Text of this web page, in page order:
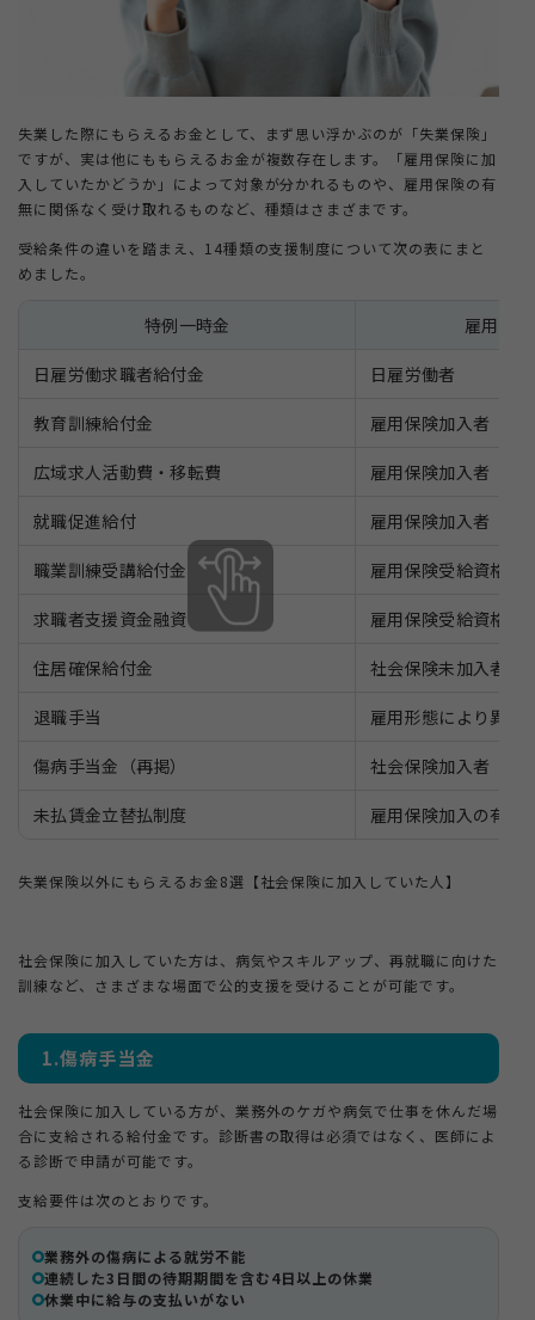
申請が受理されない場合もある？
失業した際にもらえるお金として、まず思い浮かぶのが「失業保険」
ですが、実は他にももらえるお金が複数存在します。「雇用保険に加
入していたかどうか」によって対象が分かれるものや、雇用保険の有
無に関係なく受け取れるものなど、種類はさまざまです。
受給条件の違いを踏まえ、14種類の支援制度について次の表にまと
めました。
特例一時金 雇用保
日雇労働求職者給付金 日雇労働者
教育訓練給付金 雇用保険加入者
広域求人活動費・移転費 雇用保険加入者
就職促進給付 雇用保険加入者
職業訓練受講給付金 雇用保険受給資格者
求職者支援資金融資 雇用保険受給資格者
住居確保給付金 社会保険未加入者
退職手当 雇用形態により異な
傷病手当金（再掲） 社会保険加入者
未払賃金立替払制度 雇用保険加入の有無
失業保険以外にもらえるお金8選【社会保険に加入していた人】
社会保険に加入していた方は、病気やスキルアップ、再就職に向けた
訓練など、さまざまな場面で公的支援を受けることが可能です。
1.傷病手当金
社会保険に加入している方が、業務外のケガや病気で仕事を休んだ場
合に支給される給付金です。診断書の取得は必須ではなく、医師によ
る診断で申請が可能です。
支給要件は次のとおりです。
業務外の傷病による就労不能
連続した3日間の待期期間を含む4日以上の休業
休業中に給与の支払いがない